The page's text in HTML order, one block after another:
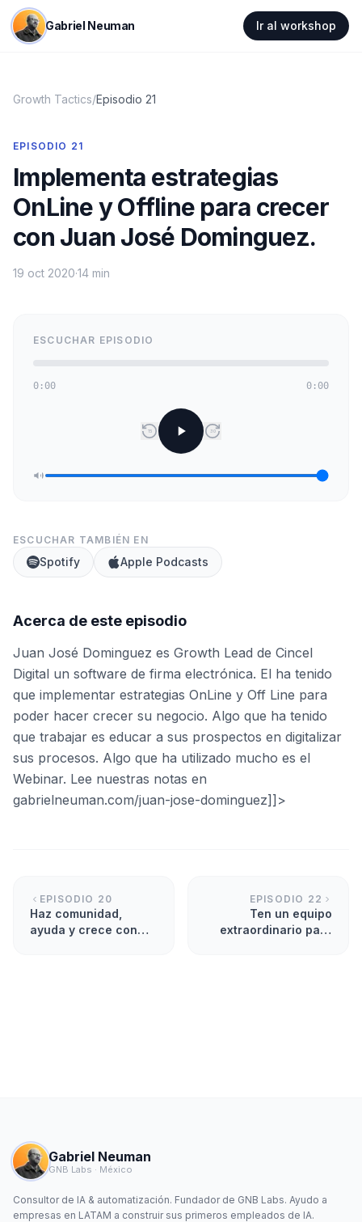
Gabriel Neuman Ir al workshop
Growth Tactics/Episodio 21
EPISODIO 21
Implementa estrategias
OnLine y Offline para crecer
con Juan José Dominguez.
19 oct 2020·14 min
ESCUCHAR EPISODIO
0:00 0:00
15 30
ESCUCHAR TAMBIÉN EN
Spotify Apple Podcasts
Acerca de este episodio
Juan José Dominguez es Growth Lead de Cincel
Digital un software de firma electrónica. El ha tenido
que implementar estrategias OnLine y Off Line para
poder hacer crecer su negocio. Algo que ha tenido
que trabajar es educar a sus prospectos en digitalizar
sus procesos. Algo que ha utilizado mucho es el
Webinar. Lee nuestras notas en
gabrielneuman.com/juan-jose-dominguez]]>
EPISODIO 20
Haz comunidad,
ayuda y crece con
EPISODIO 22
Ten un equipo
extraordinario para
Gabriel Neuman
GNB Labs · México
Consultor de IA & automatización. Fundador de GNB Labs. Ayudo a
empresas en LATAM a construir sus primeros empleados de IA.